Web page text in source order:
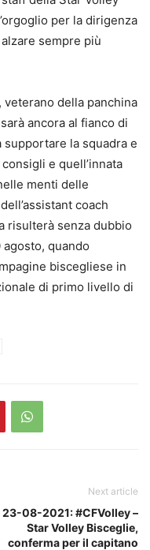
per la dirigenza
sempre più
veterano della panchina
ancora al fianco di
la squadra e
e quell’innata
menti delle
coach
risulterà senza dubbio
quando
biscegliese in
di primo livello di
Next article
23-08-2021: #CFVolley –
Star Volley Bisceglie,
conferma per il capitano